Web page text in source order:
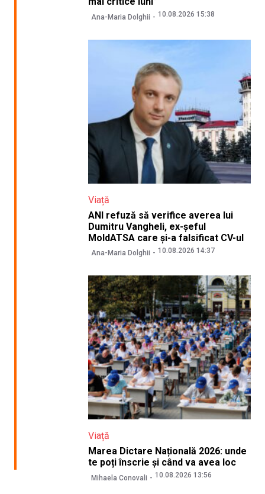
Ana-Maria Dolghii 10.08.2026 15:38
Viață
ANI refuză să verifice averea lui
Dumitru Vangheli, ex-șeful
MoldATSA care și-a falsificat CV-ul
Ana-Maria Dolghii 10.08.2026 14:37
Viață
Marea Dictare Națională 2026: unde
te poți înscrie și când va avea loc
Mihaela Conovali 10.08.2026 13:56